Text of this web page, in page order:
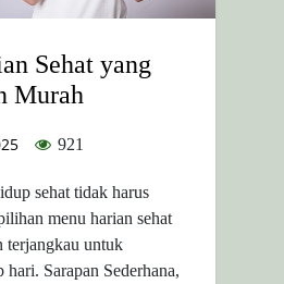
Sehat yang
Murah
921
sehat tidak harus
menu harian sehat
terjangkau untuk
hari. Sarapan Sederhana,